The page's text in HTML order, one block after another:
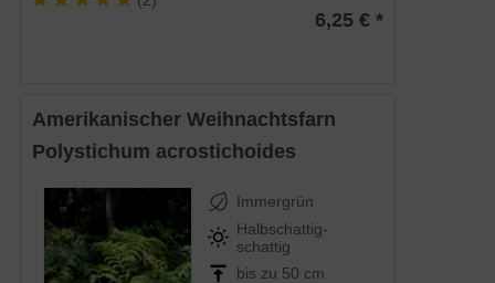
6,25 € *
Amerikanischer Weihnachtsfarn
Polystichum acrostichoides
Immergrün
Halbschattig-
schattig
bis zu 50 cm